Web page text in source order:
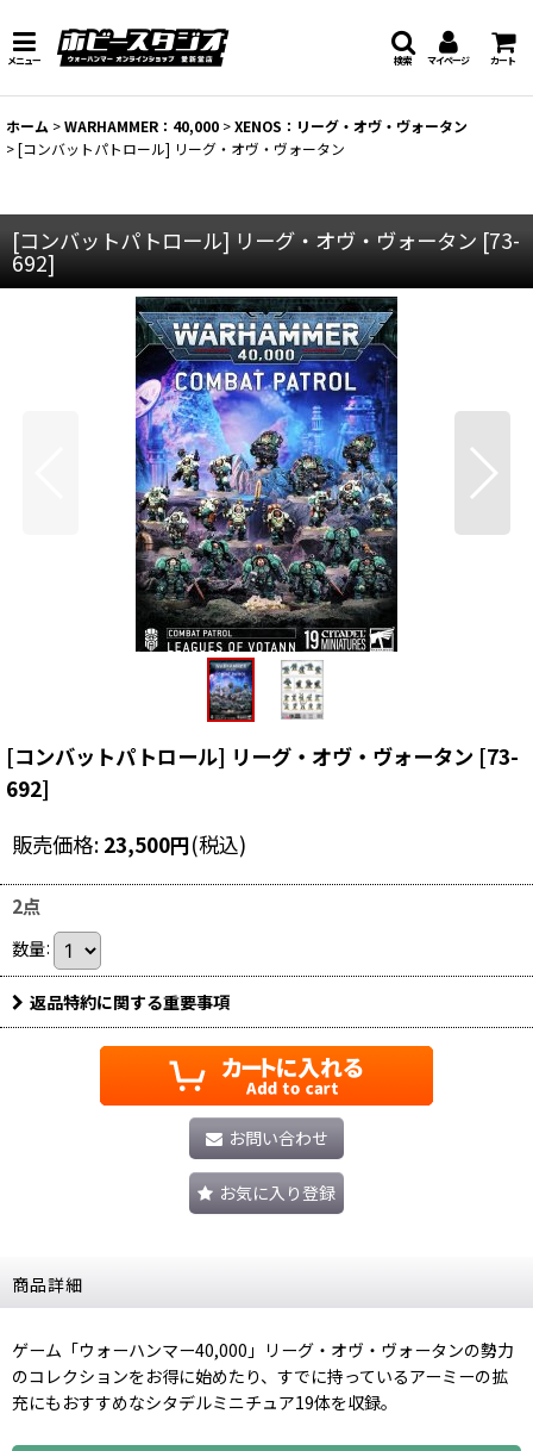
メニュー マイページ カート
検索
ホーム >WARHAMMER：40,000 >XENOS：リーグ・オヴ・ヴォータン
>[コンバットパトロール] リーグ・オヴ・ヴォータン
[コンバットパトロール] リーグ・オヴ・ヴォータン [73-
692]
[コンバットパトロール] リーグ・オヴ・ヴォータン [73-
692]
販売価格: 23,500円(税込)
2点
数量:
返品特約に関する重要事項
お問い合わせ
お気に入り登録
商品詳細
ゲーム「ウォーハンマー40,000」リーグ・オヴ・ヴォータンの勢力
のコレクションをお得に始めたり、すでに持っているアーミーの拡
充にもおすすめなシタデルミニチュア19体を収録。